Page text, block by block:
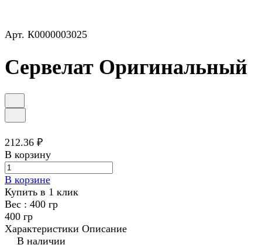
Арт. К0000003025
Сервелат Оригинальный
212.36 ₽
В корзину
В корзине
Купить в 1 клик
Вес : 400 гр
400 гр
Характеристики Описание
В наличии